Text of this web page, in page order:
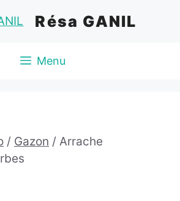
Résa GANIL
Menu
/ Gazon / Arrache